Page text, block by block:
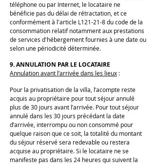
téléphone ou par Internet, le locataire ne
bénéficie pas du délai de rétractation, et ce
conformément à l'article L121-21-8 du code de la
consommation relatif notamment aux prestations
de services d'hébergement fournies à une date ou
selon une périodicité déterminée.
9. ANNULATION PAR LE LOCATAIRE
Annulation avant l’arrivée dans les lieux :
Pour la privatisation de la villa, l’acompte reste
acquis au propriétaire pour tout séjour annulé
plus de 30 jours avant l’arrivée. Pour tout séjour
annulé dans les 30 jours précédant la date
d’arrivée, interrompu ou non consommé pour
quelque raison que ce soit, la totalité du montant
du séjour réservé sera redevable ou restera
acquise au propriétaire. Si le locataire ne se
manifeste pas dans les 24 heures qui suivent la